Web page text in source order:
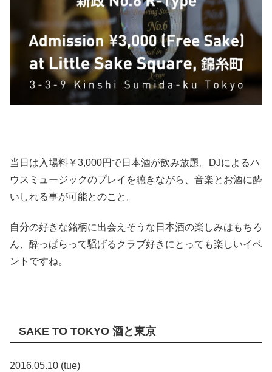
当日は入場料￥3,000円で日本酒が飲み放題。DJによるハ
ウスミュージックのプレイを聴きながら、音楽とお酒に酔
いしれる事が可能とのこと。
自分の好きな銘柄に出会えそうな日本酒の楽しみはもちろ
ん、酔っぱらって騒げるクラブ好きにとっても楽しいイベ
ントですね。
SAKE TO TOKYO 酒と東京
2016.05.10 (tue)